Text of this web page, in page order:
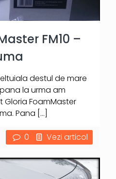
FM10 –
destul de mare
la urma am
FoamMaster
Pana […]
0 Vezi articol